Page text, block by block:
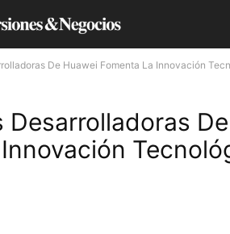
De Huawei Fomenta La Innovación
Desarrolladoras De